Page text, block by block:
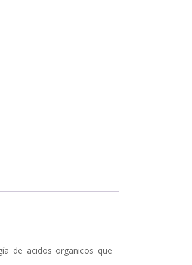
de acidos organicos que